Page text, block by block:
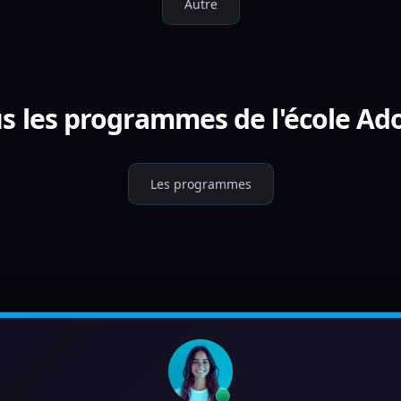
Autre
les programmes de l'école
Les programmes